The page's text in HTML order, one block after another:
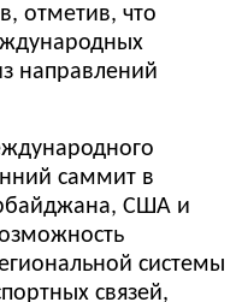
отметив, что
направлений
саммит в
США и
системы
связей,